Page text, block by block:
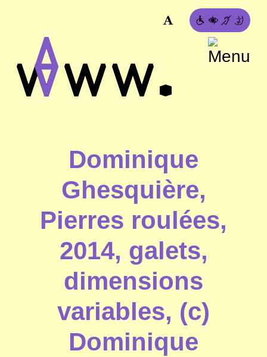
Dominique
Ghesquière,
Pierres roulées,
2014, galets,
dimensions
variables, (c)
Dominique